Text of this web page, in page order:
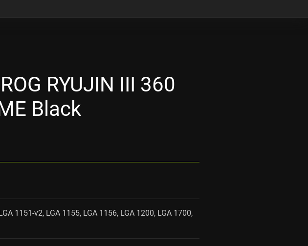
RYUJIN III 360
Black
1151-v2, LGA 1155, LGA 1156, LGA 1200, LGA 1700,